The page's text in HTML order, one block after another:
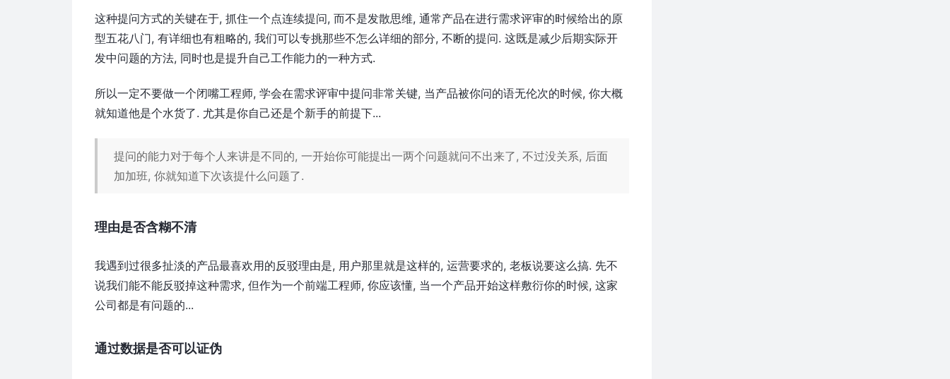
这种提问方式的关键在于, 抓住一个点连续提问, 而不是发散思维, 通常产品在进行需求评审的时候给出的原
型五花八门, 有详细也有粗略的, 我们可以专挑那些不怎么详细的部分, 不断的提问. 这既是减少后期实际开
发中问题的方法, 同时也是提升自己工作能力的一种方式.
所以一定不要做一个闭嘴工程师, 学会在需求评审中提问非常关键, 当产品被你问的语无伦次的时候, 你大概
就知道他是个水货了. 尤其是你自己还是个新手的前提下...
提问的能力对于每个人来讲是不同的, 一开始你可能提出一两个问题就问不出来了, 不过没关系, 后面
加加班, 你就知道下次该提什么问题了.
理由是否含糊不清
我遇到过很多扯淡的产品最喜欢用的反驳理由是, 用户那里就是这样的, 运营要求的, 老板说要这么搞. 先不
说我们能不能反驳掉这种需求, 但作为一个前端工程师, 你应该懂, 当一个产品开始这样敷衍你的时候, 这家
公司都是有问题的...
通过数据是否可以证伪